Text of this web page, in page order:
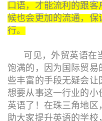
口语，才能流利的跟
候也会更加的流通，保
行。
可见，外贸英语在
饱满的，因为国际贸易
些丰富的手段无疑会让
想要从事这一行业的
英语了！在珠三角地
助大家提升英语的学校